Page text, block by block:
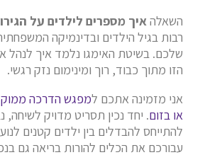
השאלהאיך מספרים לילדים על
רבות בגיל הילדים ובדינמיקה
שלכם. בשיטת האימגו נלמד איך לנהל
הזו מתוך כבוד, רוך ומינימום נזק רגשי.
אני מזמינה אתכם למפגש הדרכה
או בזום. יחד נכין תסריט מדויק לשיחה,
להתייחס להבדלים בין ילדים קטנים
עבורכם את הכלים להורות בריאה גם